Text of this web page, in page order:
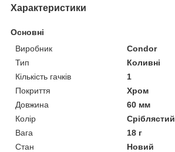
Характеристики
Основні
Виробник
Condor
Тип
Коливні
Кількість гачків
1
Покриття
Хром
Довжина
60 мм
Колір
Сріблястий
Вага
18 г
Стан
Новий